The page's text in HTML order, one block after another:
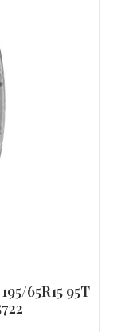
65R15 95T